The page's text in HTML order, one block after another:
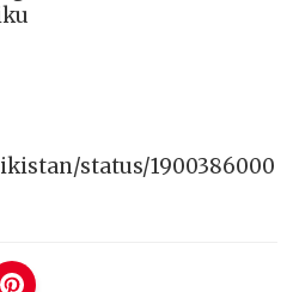
status/1900386000